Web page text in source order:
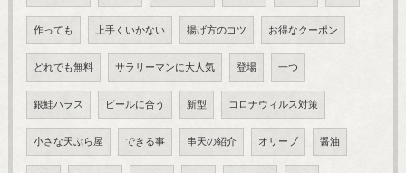
作っても 上手くいかない 揚げ方のコツ お得なクーポン
どれでも無料 サラリーマンに大人気 登場 一つ
銀鮭ハラス ビールに合う 新型 コロナウィルス対策
小さな天ぷら屋 できる事 串天の紹介 オリーブ 醤油